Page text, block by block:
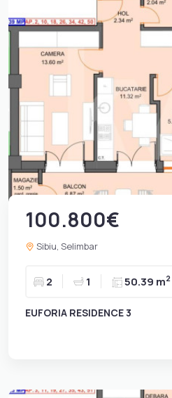
100.800€
Sibiu, Selimbar
2 1 50.39 m2
EUFORIA RESIDENCE 3